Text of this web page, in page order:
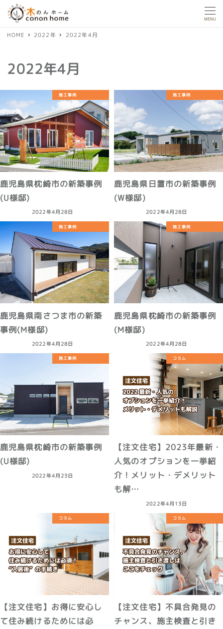
MENU
HOME 2022年 2022年4月
2022年4月
施工事例
鹿児島県枕崎市の新築事例
(U様邸)
2022年4月28日
施工事例
鹿児島県日置市の新築事例
(W様邸)
2022年4月28日
施工事例
鹿児島県南さつま市の新築
事例(M様邸)
2022年4月28日
施工事例
鹿児島県枕崎市の新築事例
(M様邸)
2022年4月28日
施工事例
鹿児島県枕崎市の新築事例
(U様邸)
2022年4月23日
コラム
【注文住宅】2023年最新・
人気のオプションを一挙紹
介！メリット・デメリット
も解…
2022年4月13日
コラム
【注文住宅】お得に安心し
て住み続けるためには必
コラム
【注文住宅】不具合発見の
チャンス、施主検査と引き